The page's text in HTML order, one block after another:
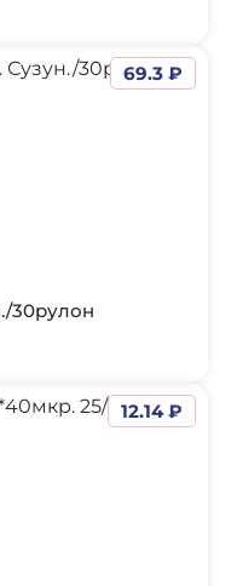
30рулон
69.3 ₽
12.14 ₽